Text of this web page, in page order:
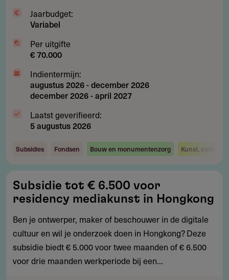
Jaarbudget:
Variabel
Per uitgifte
€ 70.000
Indientermijn:
augustus 2026-december 2026
december 2026-april 2027
Laatst geverifieerd:
5 augustus 2026
Subsidies Fondsen Bouw en monumentenzorg Kunst, cultuur
tot
€
6.500
voor
residency
mediakunst
Subsidie tot € 6.500 voor
residency mediakunst in Hongkong
Ben je ontwerper, maker of beschouwer in de digitale
cultuur en wil je onderzoek doen in Hongkong? Deze
subsidie biedt € 5.000 voor twee maanden of € 6.500
voor drie maanden werkperiode bij een...